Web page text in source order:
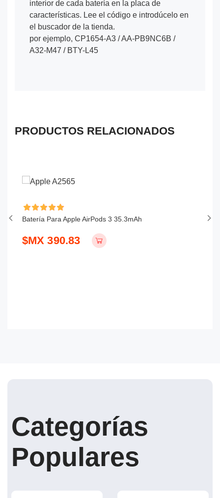
interior de cada batería en la placa de
características. Lee el código e introdúcelo en
el buscador de la tienda.
por ejemplo, CP1654-A3 / AA-PB9NC6B /
A32-M47 / BTY-L45
PRODUCTOS RELACIONADOS
Batería Para Apple AirPods 3 35.3mAh
$MX 390.83
Categorías
Populares